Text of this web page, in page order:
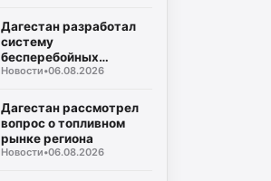
Дагестан разработал
систему
бесперебойных
поставок топлива для
Новости•06.08.2026
Дагестан рассмотрел
вопрос о топливном
рынке региона
Новости•06.08.2026